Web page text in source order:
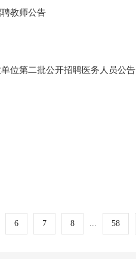
教师公告
位第二批公开招聘医务人员公告
6 7 8 ... 58